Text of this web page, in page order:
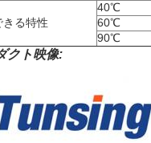
きる特性
40℃
60℃
90℃
クト映像: